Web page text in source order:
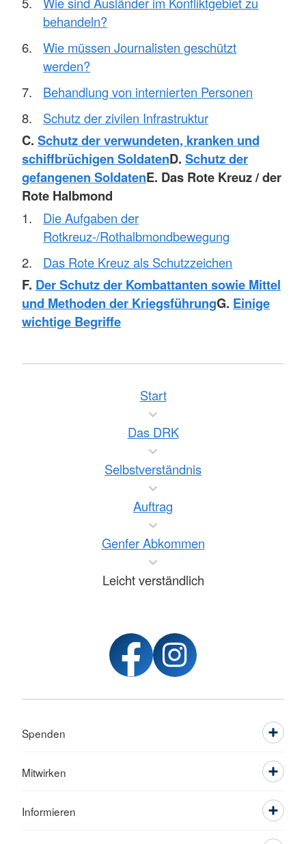
behandeln?
Wie müssen Journalisten geschützt
werden?
Behandlung von internierten Personen
Schutz der zivilen Infrastruktur
C. Schutz der verwundeten, kranken und
schiffbrüchigen SoldatenD. Schutz der
gefangenen SoldatenE. Das Rote Kreuz / der
Rote Halbmond
Die Aufgaben der
Rotkreuz-/Rothalbmondbewegung
Das Rote Kreuz als Schutzzeichen
F. Der Schutz der Kombattanten sowie Mittel
und Methoden der KriegsführungG. Einige
wichtige Begriffe
Start
Das DRK
Selbstverständnis
Auftrag
Genfer Abkommen
Leicht verständlich
Spenden
Mitwirken
Informieren